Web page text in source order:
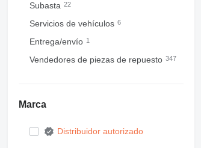
Subasta 22
Servicios de vehículos 6
Entrega/envío 1
Vendedores de piezas de repuesto 347
Marca
Distribuidor autorizado